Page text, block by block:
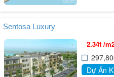
Sentosa Luxury
2.34t /
Dự Án